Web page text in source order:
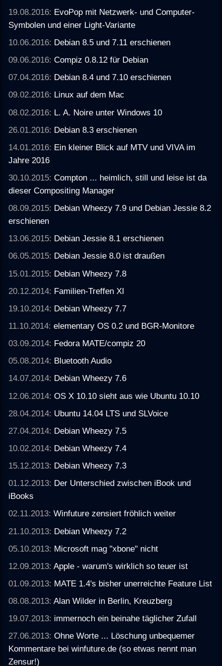
19.08.2016: EvoPop mit Netzwerk- und Computer-
Symbolen und einer Light-Variante
10.06.2016: Debian 8.5 und 7.11 erschienen
09.06.2016:Compiz 0.8.12 für Debian
07.04.2016: Debian 8.4 und 7.10 erschienen
09.02.2016: Linux auf dem Mac
08.02.2016: L. A. Noire unter Windows 10
26.01.2016: Debian 8.3 erschienen
14.01.2016: Ein kleiner Blick auf MTV und VIVA im
Jahre 2016
30.10.2015:Compton ... heimlich, still und leise ist da
dieser Compositing Manager
08.09.2015: Debian Wheezy 7.9 und Debian Jessie 8.2
erschienen
13.06.2015: Debian Jessie 8.1 erschienen
06.05.2015: Debian Jessie 8.0 ist draußen
15.01.2015: Debian Wheezy 7.8
20.12.2014: Familien-Treffen XI
19.10.2014: Debian Wheezy 7.7
11.10.2014:elementary OS 0.2 und BGR-Monitore
03.09.2014: Fedora MATE/compiz 20
05.08.2014: Bluetooth Audio
14.07.2014: Debian Wheezy 7.6
12.06.2014:OS X 10.10 sieht aus wie Ubuntu 10.10
28.04.2014: Ubuntu 14.04 LTS und SLVoice
27.04.2014: Debian Wheezy 7.5
10.02.2014: Debian Wheezy 7.4
15.12.2013: Debian Wheezy 7.3
01.12.2013: Der Unterschied zwischen iBook und
iBooks
02.11.2013:Winfuture zensiert fröhlich weiter
21.10.2013: Debian Wheezy 7.2
05.10.2013: Microsoft mag "xbone" nicht
12.09.2013:Apple - warum's wirklich so teuer ist
01.09.2013: MATE 1.4's bisher unerreichte Feature List
08.08.2013:Alan Wilder in Berlin, Kreuzberg
19.07.2013: immernoch ein beinahe täglicher Zufall
27.06.2013:Ohne Worte ... Löschung unbequemer
Kommentare bei winfuture.de (so etwas nennt man
Zensur!)